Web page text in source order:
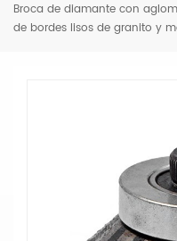
Broca de diamante con
de bordes lisos de granito y